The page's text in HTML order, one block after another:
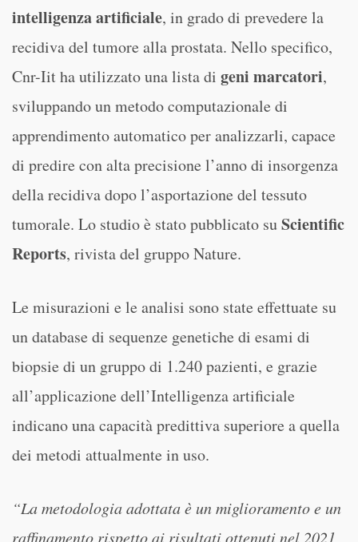
intelligenza artificiale, in grado di prevedere la
recidiva del tumore alla prostata. Nello specifico,
Cnr-Iit ha utilizzato una lista di geni marcatori,
sviluppando un metodo computazionale di
apprendimento automatico per analizzarli, capace
di predire con alta precisione l’anno di insorgenza
della recidiva dopo l’asportazione del tessuto
tumorale. Lo studio è stato pubblicato suScientific
Reports, rivista del gruppo Nature.
Le misurazioni e le analisi sono state effettuate su
un database di sequenze genetiche di esami di
biopsie di un gruppo di 1.240 pazienti, e grazie
all’applicazione dell’Intelligenza artificiale
indicano una capacità predittiva superiore a quella
dei metodi attualmente in uso.
“La metodologia adottata è un miglioramento e un
raffinamento rispetto ai risultati ottenuti nel 2021